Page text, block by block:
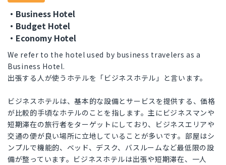
・Business Hotel
・Budget Hotel
・Economy Hotel
We refer to the hotel used by business travelers as a
Business Hotel.
出張する人が使うホテルを「ビジネスホテル」と言います。
ビジネスホテルは、基本的な設備とサービスを提供する、価格
が比較的手頃なホテルのことを指します。主にビジネスマンや
短期滞在の旅行者をターゲットにしており、ビジネスエリアや
交通の便が良い場所に立地していることが多いです。部屋はシ
ンプルで機能的、ベッド、デスク、バスルームなど最低限の設
備が整っています。ビジネスホテルは出張や短期滞在、一人